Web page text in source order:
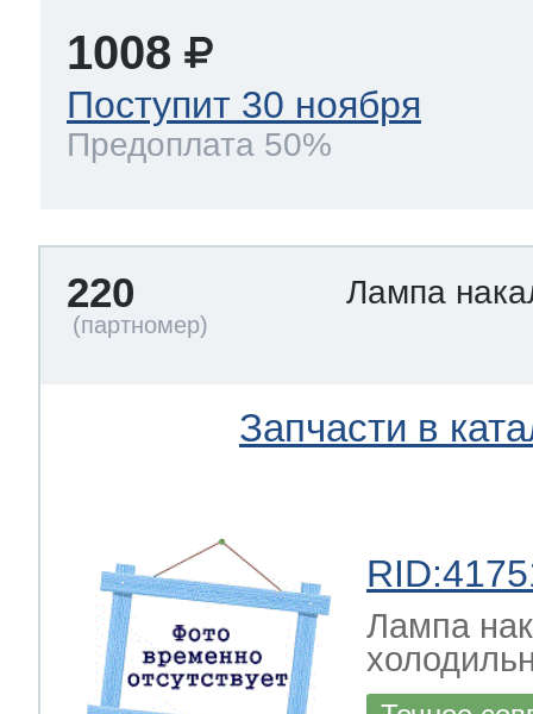
1008
Поступит 30 ноября
Предоплата 50%
220 Лампа
Запчасти в
Лампа